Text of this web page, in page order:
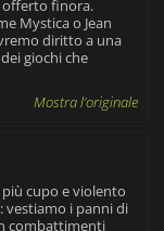
offerto finora.
Mystica o Jean
diritto a una
giochi che
Mostra l'originale
cupo e violento
vestiamo i panni di
combattimenti